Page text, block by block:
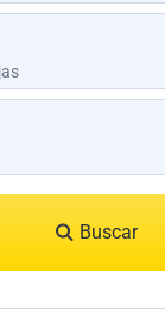
Buscar